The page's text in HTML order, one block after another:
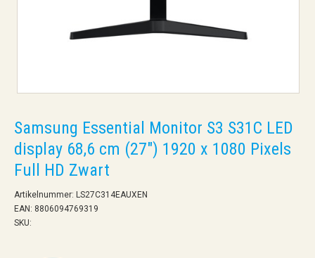
Samsung Essential Monitor S3 S31C LED
display 68,6 cm (27") 1920 x 1080 Pixels
Full HD Zwart
Artikelnummer: LS27C314EAUXEN
EAN: 8806094769319
SKU: